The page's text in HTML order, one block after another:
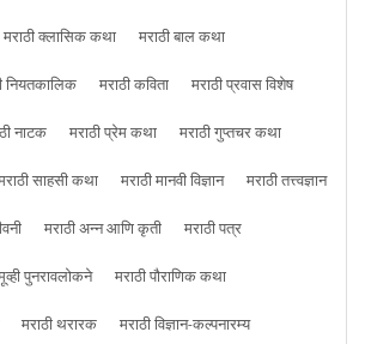
मराठी क्लासिक कथा
मराठी बाल कथा
नियतकालिक मराठी कविता
मराठी प्रवास विशेष
नाटक मराठी प्रेम कथा
मराठी गुप्तचर कथा
साहसी कथा मराठी मानवी विज्ञान
मराठी तत्त्वज्ञान
मराठी अन्न आणि कृती
मराठी पत्र
पुनरावलोकने
मराठी पौराणिक कथा
मराठी थरारक
मराठी विज्ञान-कल्पनारम्य